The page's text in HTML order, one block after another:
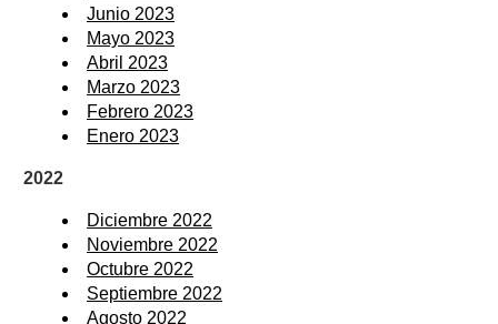
Junio 2023
Mayo 2023
Abril 2023
Marzo 2023
Febrero 2023
Enero 2023
2022
Diciembre 2022
Noviembre 2022
Octubre 2022
Septiembre 2022
Agosto 2022